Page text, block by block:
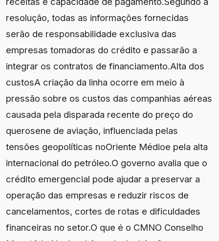
resolução, todas as informações fornecidas
serão de responsabilidade exclusiva das
empresas tomadoras do crédito e passarão a
integrar os contratos de financiamento.Alta dos
custosA criação da linha ocorre em meio à
pressão sobre os custos das companhias aéreas
causada pela disparada recente do preço do
querosene de aviação, influenciada pelas
tensões geopolíticas noOriente Médioe pela alta
internacional do petróleo.O governo avalia que o
crédito emergencial pode ajudar a preservar a
operação das empresas e reduzir riscos de
cancelamentos, cortes de rotas e dificuldades
financeiras no setor.O que é o CMNO Conselho